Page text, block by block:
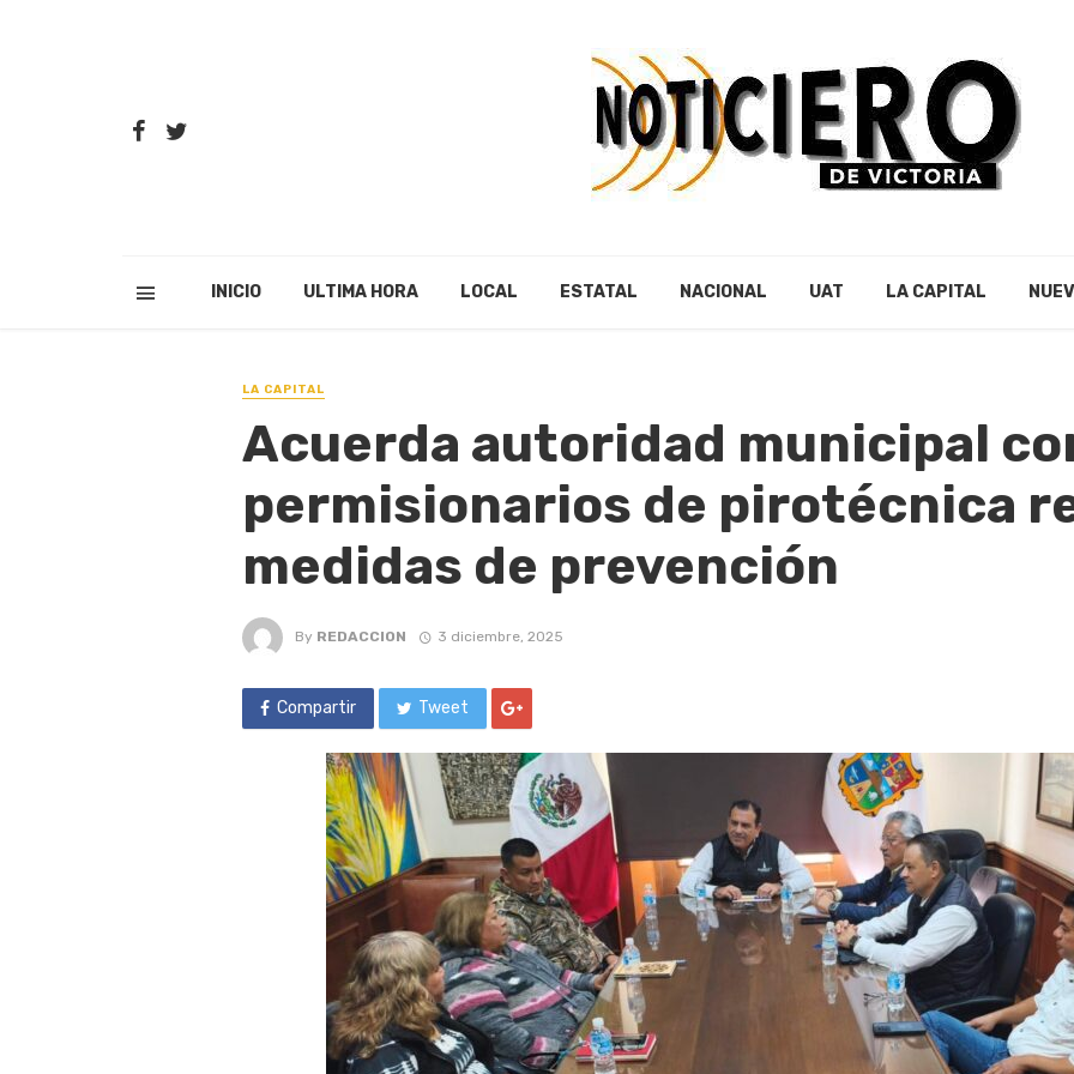
INICIO ULTIMA HORA LOCAL ESTATAL NACIONAL UAT LA CAPITAL
LA CAPITAL
Acuerda autoridad municipal
permisionarios de pirotécnica
medidas de prevención
By REDACCION 3 diciembre, 2025
Compartir Tweet